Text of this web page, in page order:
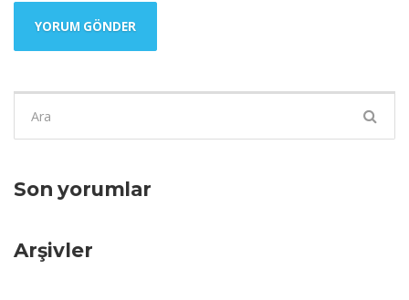
ara:
Son yorumlar
Arşivler